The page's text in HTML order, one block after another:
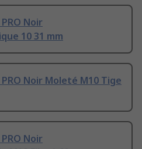
Noir
10 31 mm
Noir Moleté M10 Tige
Noir